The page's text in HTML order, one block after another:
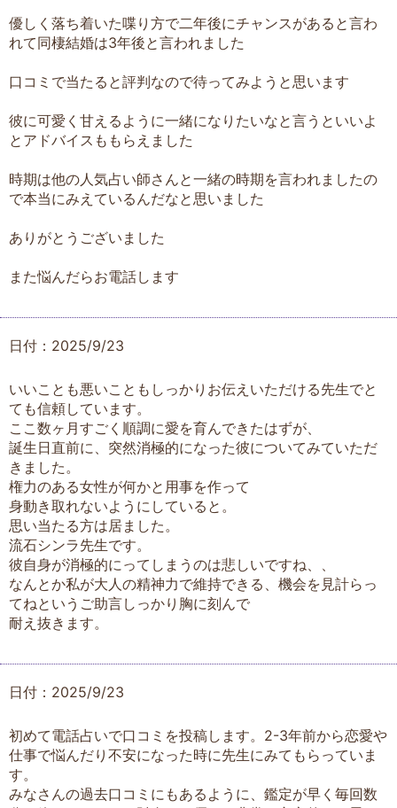
優しく落ち着いた喋り方で二年後にチャンスがあると言わ
れて同棲結婚は3年後と言われました
口コミで当たると評判なので待ってみようと思います
彼に可愛く甘えるように一緒になりたいなと言うといいよ
とアドバイスももらえました
時期は他の人気占い師さんと一緒の時期を言われましたの
で本当にみえているんだなと思いました
ありがとうございました
また悩んだらお電話します
日付：2025/9/23
いいことも悪いこともしっかりお伝えいただける先生でと
ても信頼しています。
ここ数ヶ月すごく順調に愛を育んできたはずが、
誕生日直前に、突然消極的になった彼についてみていただ
きました。
権力のある女性が何かと用事を作って
身動き取れないようにしていると。
思い当たる方は居ました。
流石シンラ先生です。
彼自身が消極的にってしまうのは悲しいですね、、
なんとか私が大人の精神力で維持できる、機会を見計らっ
てねというご助言しっかり胸に刻んで
耐え抜きます。
日付：2025/9/23
初めて電話占いで口コミを投稿します。2-3年前から恋愛や
仕事で悩んだり不安になった時に先生にみてもらっていま
す。
みなさんの過去口コミにもあるように、鑑定が早く毎回数